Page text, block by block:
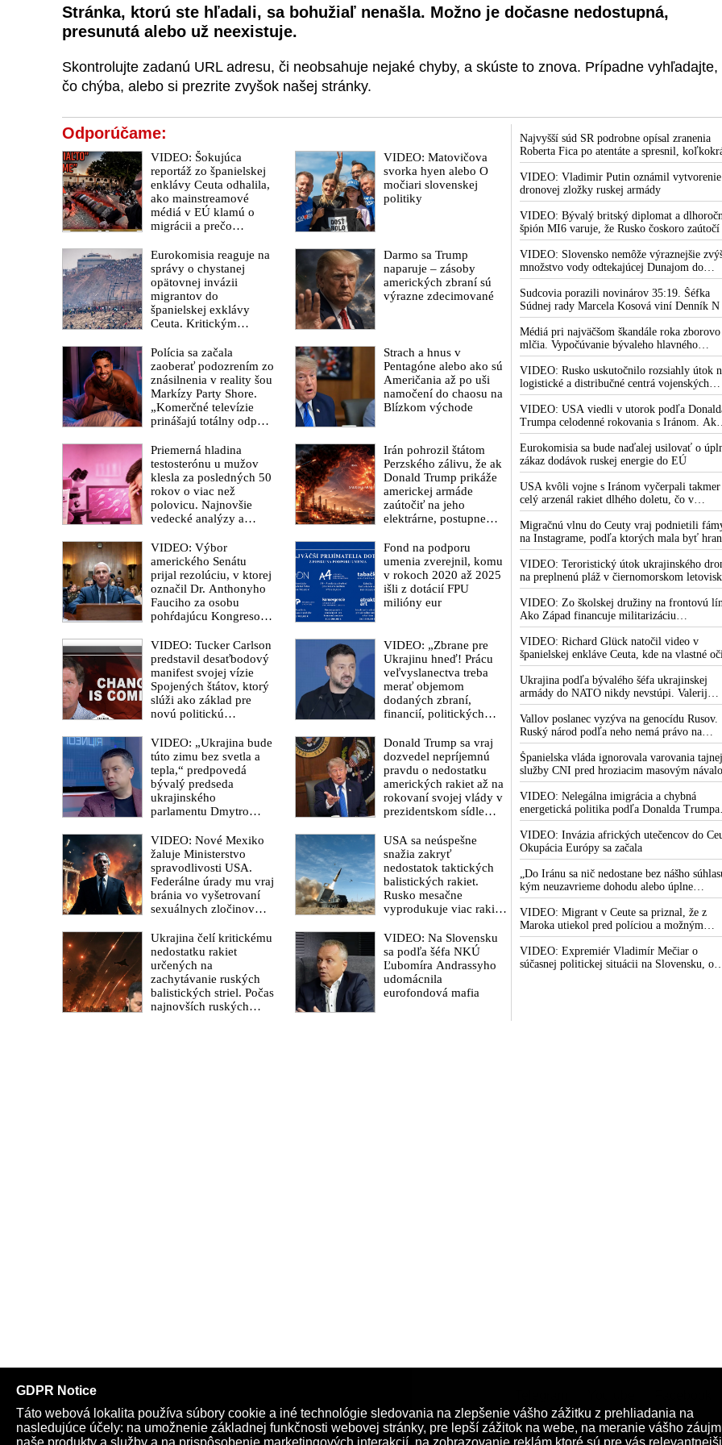
Stránka, ktorú ste hľadali, sa bohužiaľ nenašla. Možno je dočasne nedostupná,
presunutá alebo už neexistuje.
Skontrolujte zadanú URL adresu, či neobsahuje nejaké chyby, a skúste to znova. Prípadne vyhľadajte,
čo chýba, alebo si prezrite zvyšok našej stránky.
Odporúčame:
VIDEO: Šokujúca
reportáž zo španielskej
enklávy Ceuta odhalila,
ako mainstreamové
médiá v EÚ klamú o
migrácii a prečo
rúškom Migračného
paktu migráciu v
skutočnosti podporuje
VIDEO: Matovičova
svorka hyen alebo O
močiari slovenskej
politiky
Eurokomisia reaguje na
správy o chystanej
opätovnej invázii
migrantov do
španielskej exklávy
Ceuta. Kritickým
2026
Darmo sa Trump
naparuje – zásoby
amerických zbraní sú
výrazne zdecimované
Polícia sa začala
zaoberať podozrením zo
znásilnenia v reality šou
Markízy Party Shore.
„Komerčné televízie
prinášajú totálny odpad,
hnojom,“ vyhlásil v
reakcii exminister
školstva Juraj Draxler.
„KDE SÚ protesty,
výkriky či štrajky
novinárov a mediálnych
Strach a hnus v
Pentagóne alebo ako sú
Američania až po uši
namočení do chaosu na
Blízkom východe
Priemerná hladina
testosterónu u mužov
klesla za posledných 50
rokov o viac než
polovicu. Najnovšie
vedecké analýzy a
odborníkmi poukazujú
na ohrozenie schopnosti
mužov splodiť
potomstvo
Irán pohrozil štátom
Perzského zálivu, že ak
Donald Trump prikáže
americkej armáde
zaútočiť na jeho
elektrárne, postupne
elektriny spojencom
USA v celom regióne
VIDEO: Výbor
amerického Senátu
prijal rezolúciu, v ktorej
označil Dr. Anthonyho
Fauciho za osobu
pohŕdajúcu Kongresom.
Američanov a myslím
si, že si zaslúžia poznať
pravdu,“ vyhlásil
senátor Rand Paul
Fond na podporu
umenia zverejnil, komu
v rokoch 2020 až 2025
išli z dotácií FPU
milióny eur
VIDEO: Tucker Carlson
predstavil desaťbodový
manifest svojej vízie
Spojených štátov, ktorý
slúži ako základ pre
novú politickú
odštiepeneckej frakcie
hnutia MAGA
VIDEO: „Zbrane pre
Ukrajinu hneď! Prácu
veľvyslanectva treba
merať objemom
dodaných zbraní,
financií, politických
tlaku na nepriateľa,“
povedal Volodymyr
Zelenskyj
zhromaždeným
ukrajinským
diplomatom v Kyjeve.
potom odkázal, že USA
Ukrajine nedodajú
protiraketové systémy
Patriot
VIDEO: „Ukrajina bude
túto zimu bez svetla a
tepla,“ predpovedá
bývalý predseda
ukrajinského
parlamentu Dmytro
Donald Trump sa vraj
dozvedel nepríjemnú
pravdu o nedostatku
amerických rakiet až na
rokovaní svojej vlády v
prezidentskom sídle
Marylande, a preto
musel odložiť
plánované útoky na
Irán. Prezident USA sa
pre to údajne pohádal
so šéfom Pentagónu,
opaku
VIDEO: Nové Mexiko
žaluje Ministerstvo
spravodlivosti USA.
Federálne úrady mu vraj
bránia vo vyšetrovaní
sexuálnych zločinov
siete Jeffreyho Epsteina.
Ten mal nariadiť, aby
dve dievčatá zo
zahraničia, ktoré boli
uškrtené počas drsného
fetišistického sexu,
USA sa neúspešne
snažia zakryť
nedostatok taktických
balistických rakiet.
Rusko mesačne
vyprodukuje viac rakiet,
všetci producenti
systémov Patriot
dohromady
Ukrajina čelí kritickému
nedostatku rakiet
určených na
zachytávanie ruských
balistických striel. Počas
najnovších ruských
VIDEO: Na Slovensku
sa podľa šéfa NKÚ
Ľubomíra Andrassyho
udomácnila
eurofondová mafia
Najvyšší súd SR podrobne opísal zranenia
Roberta Fica po atentáte a spresnil,
terorista Juraj Cintula na premiéra vystrelil
VIDEO: Vladimir Putin oznámil vytvorenie
dronovej zložky ruskej armády
VIDEO: Bývalý britský diplomat a
špión MI6 varuje, že Rusko čoskoro zaútočí
Európu, pretože k tomu bude dotlačené
rovnako, ako bolo dotlačené k invázii na
Ukrajinu v roku 2022. Zelenskyj medzitým v
Kyjeve naliehal na zhromaždených
aby vo svete zháňali energie pre Ukrajinu na
zimu. Putin vraj bude mobilizovať a vojna sa
do zimy pravdepodobne neskončí
VIDEO: Slovensko nemôže výraznejšie
množstvo vody odtekajúcej Dunajom do
Maďarska
Sudcovia porazili novinárov 35:19. Šéfka
Súdnej rady Marcela Kosová viní Denník N z
krivenia reality
Médiá pri najväčšom škandále roka zborovo
mlčia. Vypočúvanie bývaleho hlavného
lekárskeho poradcu Bieleho domu
Fauciho pred výborom amerického Senátu
väčšina médií ignorovala
VIDEO: Rusko uskutočnilo rozsiahly útok
logistické a distribučné centrá vojenských
dodávok na Ukrajine. Ukrajinská
obrana nedokázala počas ničivého nočného
útoku na Kyjev a jeho okolie zachytiť ani
jednu ruskú raketu
VIDEO: USA viedli v utorok podľa
Trumpa celodenné rokovania s Iránom. Ak
zlyhajú, sľubuje tvrdý vojenský zásah proti
Teheránu
Eurokomisia sa bude naďalej usilovať o
zákaz dodávok ruskej energie do EÚ
USA kvôli vojne s Iránom vyčerpali takmer
celý arzenál rakiet dlhého doletu, čo v
Pentagóne a Trumpovej administratíve
vyvoláva vážne obavy o bojaschopnosť
americkej armády v prípade vypuknutia
konfliktu s Čínou alebo Ruskom
Migračnú vlnu do Ceuty vraj podnietili
na Instagrame, podľa ktorých mala byť
medzi Marokom a španielskou exklávou
otvorená
VIDEO: Teroristický útok ukrajinského
na preplnenú pláž v čiernomorskom letovisku
na juhu Ruska je súčasťou ukrajinského
ktorý kopíruje model Hitlerovej „totálnej
vojny“ po porážke Wehrmachtu pri
Stalingrade. Útok v Kaspickom mori na
iránsku loď podľa predstaviteľov Iránu
potvrdzuje, že Kyjev sa na pokyn svojich
západných či izraelských sponzorov snaží
zatiahnuť Európu a ďalšie krajiny do širšieho
vojnového konfliktu
VIDEO: Zo školskej družiny na frontovú
Ako Západ financuje militarizáciu
ukrajinských detí
VIDEO: Richard Glück natočil video v
španielskej enkláve Ceuta, kde na vlastné oči
videl obohatenie európskej kultúry
prostredníctvom invázie migrantov. Takto by
podľa neho vyzeralo Slovensko, keby mu
vládlo PS, Šimečka & spol.
Ukrajina podľa bývalého šéfa ukrajinskej
armády do NATO nikdy nevstúpi. Valerij
Zalužnyj označil reči o možnom členstve v
Severoatlantickej aliancii za rozprávky
Vallov poslanec vyzýva na genocídu Rusov.
Ruský národ podľa neho nemá právo na
existenciu
Španielska vláda ignorovala varovania tajnej
služby CNI pred hroziacim masovým
migrantov z Maroka do Ceuty. Podľa
najnovších správ preniklo do tejto španielskej
exklávy na severe Afriky vyše 70-tisíc
migrantov
VIDEO: Nelegálna imigrácia a chybná
energetická politika podľa Donalda Trumpa
zabíjajú Európu. Americký prezident
eskalácie konfliktu s Iránom vyhlásil, že
armáda USA bola na jeho príkaz pripravená
uskutočniť „najväčší útok od druhej
vojny“
VIDEO: Invázia afrických utečencov do
Okupácia Európy sa začala
„Do Iránu sa nič nedostane bez nášho
kým neuzavrieme dohodu alebo úplne
nekapitulujú,“ vyhlásil Donald Trump a
že „Irán nikdy nebude mať jadrovú zbraň!“
VIDEO: Migrant v Ceute sa priznal, že z
Maroka utiekol pred políciou a možným
obvinením z vraždy svojej kamarátky.
Pracovníčka migračného centra v Ceute
medzitým potvrdila, že väčšina utečencov v
VIDEO: Expremiér Vladimír Mečiar o
súčasnej politickej situácii na Slovensku, o
Všeobecné podmienky | Cookies | Ochrana osobných údajov | rano@infovojna.bz | +421 908